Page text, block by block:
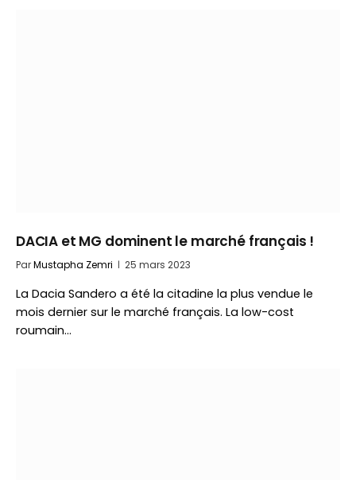
DACIA et MG dominent le marché français !
ParMustapha Zemri 25 mars 2023
La Dacia Sandero a été la citadine la plus vendue le
mois dernier sur le marché français. La low-cost
roumain…